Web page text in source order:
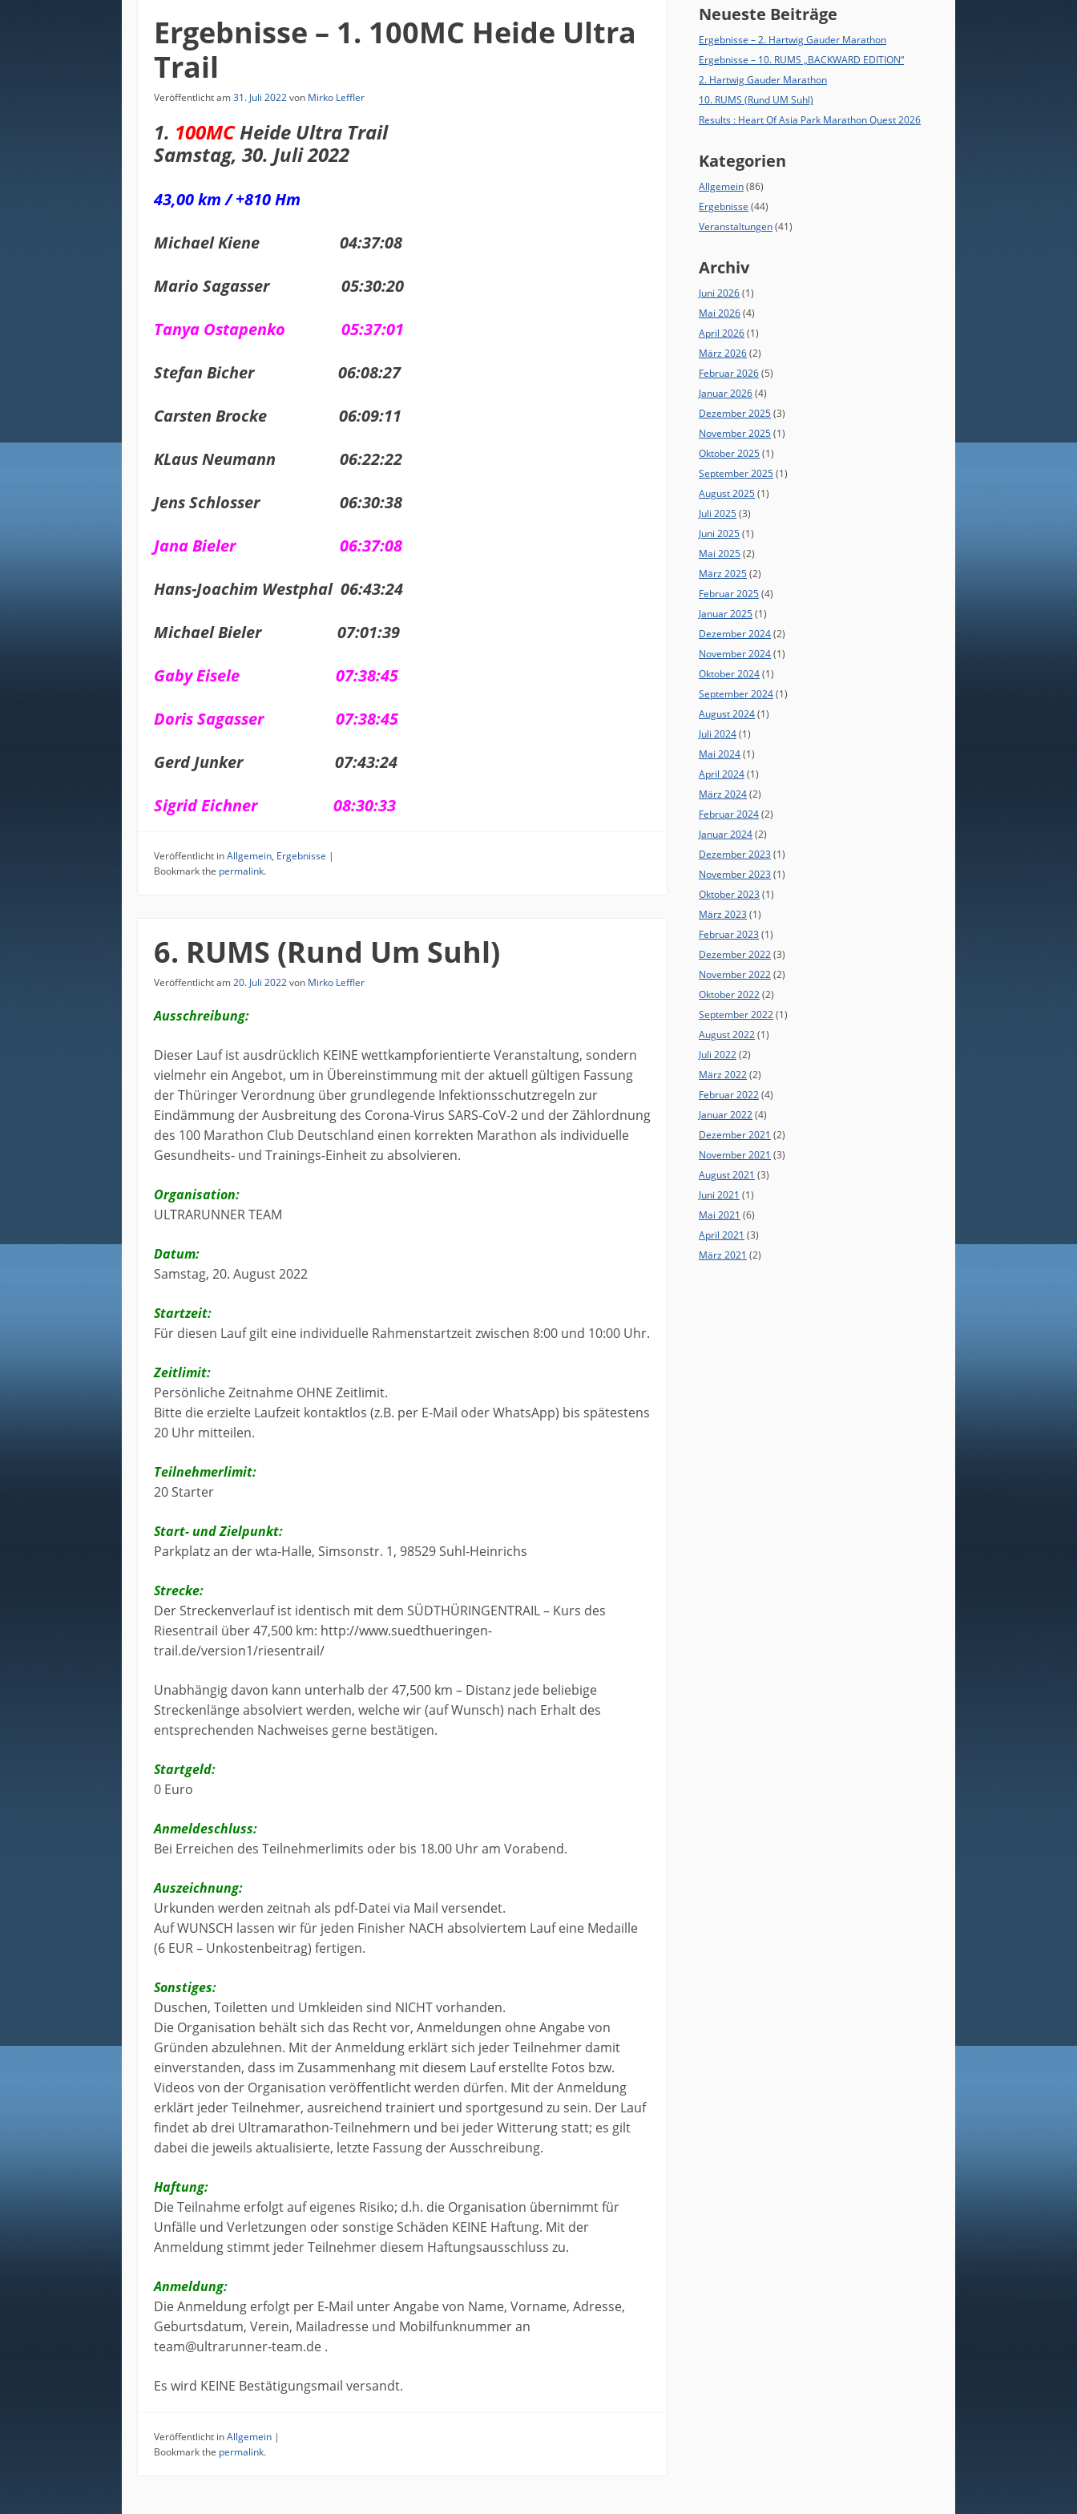
Ergebnisse – 1. 100MC Heide Ultra
Trail
Veröffentlicht am31. Juli 2022von Mirko Leffler
1. 100MCHeide Ultra Trail
Samstag, 30. Juli 2022
43,00 km / +810 Hm
Michael Kiene 04:37:08
Mario Sagasser 05:30:20
Tanya Ostapenko 05:37:01
Stefan Bicher 06:08:27
Carsten Brocke 06:09:11
KLaus Neumann 06:22:22
Jens Schlosser 06:30:38
Jana Bieler 06:37:08
Hans-Joachim Westphal 06:43:24
Michael Bieler 07:01:39
Gaby Eisele 07:38:45
Doris Sagasser 07:38:45
Gerd Junker 07:43:24
Sigrid Eichner 08:30:33
Veröffentlicht inAllgemein, Ergebnisse |
Bookmark the permalink.
6. RUMS (Rund Um Suhl)
Veröffentlicht am20. Juli 2022von Mirko Leffler
Ausschreibung:
Dieser Lauf ist ausdrücklich KEINE wettkampforientierte Veranstaltung, sondern
vielmehr ein Angebot, um in Übereinstimmung mit der aktuell gültigen Fassung
der Thüringer Verordnung über grundlegende Infektionsschutzregeln zur
Eindämmung der Ausbreitung des Corona-Virus SARS-CoV-2 und der Zählordnung
des 100 Marathon Club Deutschland einen korrekten Marathon als individuelle
Gesundheits- und Trainings-Einheit zu absolvieren.
Organisation:
ULTRARUNNER TEAM
Datum:
Samstag, 20. August 2022
Startzeit:
Für diesen Lauf gilt eine individuelle Rahmenstartzeit zwischen 8:00 und 10:00 Uhr.
Zeitlimit:
Persönliche Zeitnahme OHNE Zeitlimit.
Bitte die erzielte Laufzeit kontaktlos (z.B. per E-Mail oder WhatsApp) bis spätestens
20 Uhr mitteilen.
Teilnehmerlimit:
20 Starter
Start- und Zielpunkt:
Parkplatz an der wta-Halle, Simsonstr. 1, 98529 Suhl-Heinrichs
Strecke:
Der Streckenverlauf ist identisch mit dem SÜDTHÜRINGENTRAIL – Kurs des
Riesentrail über 47,500 km: http://www.suedthueringen-
trail.de/version1/riesentrail/
Unabhängig davon kann unterhalb der 47,500 km – Distanz jede beliebige
Streckenlänge absolviert werden, welche wir (auf Wunsch) nach Erhalt des
entsprechenden Nachweises gerne bestätigen.
Startgeld:
0 Euro
Anmeldeschluss:
Bei Erreichen des Teilnehmerlimits oder bis 18.00 Uhr am Vorabend.
Auszeichnung:
Urkunden werden zeitnah als pdf-Datei via Mail versendet.
Auf WUNSCH lassen wir für jeden Finisher NACH absolviertem Lauf eine Medaille
(6 EUR – Unkostenbeitrag) fertigen.
Sonstiges:
Duschen, Toiletten und Umkleiden sind NICHT vorhanden.
Die Organisation behält sich das Recht vor, Anmeldungen ohne Angabe von
Gründen abzulehnen. Mit der Anmeldung erklärt sich jeder Teilnehmer damit
einverstanden, dass im Zusammenhang mit diesem Lauf erstellte Fotos bzw.
Videos von der Organisation veröffentlicht werden dürfen. Mit der Anmeldung
erklärt jeder Teilnehmer, ausreichend trainiert und sportgesund zu sein. Der Lauf
findet ab drei Ultramarathon-Teilnehmern und bei jeder Witterung statt; es gilt
dabei die jeweils aktualisierte, letzte Fassung der Ausschreibung.
Haftung:
Die Teilnahme erfolgt auf eigenes Risiko; d.h. die Organisation übernimmt für
Unfälle und Verletzungen oder sonstige Schäden KEINE Haftung. Mit der
Anmeldung stimmt jeder Teilnehmer diesem Haftungsausschluss zu.
Anmeldung:
Die Anmeldung erfolgt per E-Mail unter Angabe von Name, Vorname, Adresse,
Geburtsdatum, Verein, Mailadresse und Mobilfunknummer an
team@ultrarunner-team.de .
Es wird KEINE Bestätigungsmail versandt.
Veröffentlicht inAllgemein |
Bookmark the permalink.
Neueste Beiträge
Ergebnisse – 2. Hartwig Gauder Marathon
Ergebnisse – 10. RUMS „BACKWARD EDITION“
2. Hartwig Gauder Marathon
10. RUMS (Rund UM Suhl)
Results : Heart Of Asia Park Marathon Quest 2026
Kategorien
Allgemein(86)
Ergebnisse (44)
Veranstaltungen(41)
Archiv
Juni 2026(1)
Mai 2026(4)
April 2026(1)
März 2026(2)
Februar 2026(5)
Januar 2026(4)
Dezember 2025(3)
November 2025(1)
Oktober 2025(1)
September 2025(1)
August 2025(1)
Juli 2025(3)
Juni 2025(1)
Mai 2025(2)
März 2025(2)
Februar 2025(4)
Januar 2025(1)
Dezember 2024(2)
November 2024(1)
Oktober 2024(1)
September 2024(1)
August 2024(1)
Juli 2024(1)
Mai 2024(1)
April 2024(1)
März 2024(2)
Februar 2024(2)
Januar 2024(2)
Dezember 2023(1)
November 2023(1)
Oktober 2023(1)
März 2023(1)
Februar 2023(1)
Dezember 2022(3)
November 2022(2)
Oktober 2022(2)
September 2022(1)
August 2022(1)
Juli 2022(2)
März 2022(2)
Februar 2022(4)
Januar 2022(4)
Dezember 2021 (2)
November 2021 (3)
August 2021 (3)
Juni 2021 (1)
Mai 2021 (6)
April 2021 (3)
März 2021 (2)